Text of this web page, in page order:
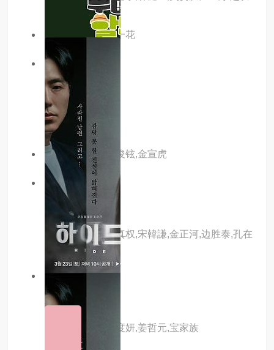
主演：李诗雅,李一花
3.0分
换乘恋爱第四季
主演：内详
主演：文世润,金俊铉,金宣虎
2.0分 更新至01集
主演：池镐根,金真权,宋韓謙,金正河,边胜泰,孔在
2.0分 更新至01集
福宝和爷爷2
主演：全炫茂,张度妍,姜哲元,宝家族